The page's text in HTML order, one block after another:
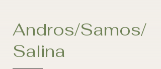
Andros/Samos/
Salina